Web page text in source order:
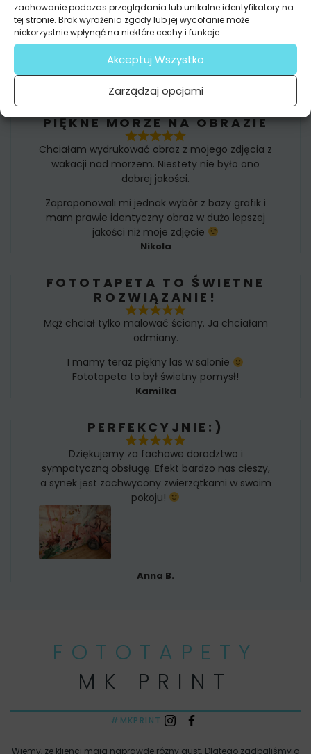
zachowanie podczas przeglądania lub unikalne identyfikatory na
tej stronie. Brak wyrażenia zgody lub jej wycofanie może
niekorzystnie wpłynąć na niektóre cechy i funkcje.
Akceptuj Wszystko
Zarządzaj opcjami
ZOBACZ
OPINIE
PIĘKNE MORZE NA OBRAZIE
Chciałam wydrukować obraz z mojego zdjęcia z
wakacji nad morzem. Niestety nie było ono
dobrej jakości.
Zaproponowali mi jednak wybór z bazy grafik i
mam prawie identyczny obraz w dużo lepszej
jakości niż moje zdjęcie
Nikola
FOTOTAPETA TO ŚWIETNE
ROZWIĄZANIE!
Mąż chciał tylko malować ściany. Ja chciałam
odmiany.
I mamy teraz piękny las w salonie
Fototapeta to był świetny pomysł!
Kamilka
PERFEKCYJNIE:)
Dziękujemy za fachowe doradztwo i
sympatyczną obsługę. Efekt bardzo nas cieszy,
a synek jest zachwycony zwierzątkami w swoim
pokoju!
Anna B.
FOTOTAPETY
MK PRINT
#MKPRINT
Wiemy, że klienci mają naprawdę różny gust. Dlatego zadbaliśmy o